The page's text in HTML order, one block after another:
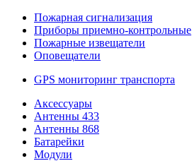
Пожарная сигнализация
Приборы приемно-контрольные
Пожарные извещатели
Оповещатели
GPS мониторинг транспорта
Аксессуары
Антенны 433
Антенны 868
Батарейки
Модули